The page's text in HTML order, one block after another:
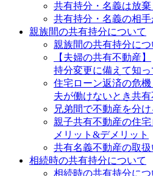
共有持分・名義は放棄
共有持分・名義の相
親族間の共有持分について
親族間の共有持分につ
【夫婦の共有不動産】
持分変更に備えて知
住宅ローン返済の危機
夫が働けないとき共
兄弟間で不動産を分
親子共有不動産の住
メリット&デメリット
共有名義不動産の取扱
相続時の共有持分について
相続時の共有持分につ